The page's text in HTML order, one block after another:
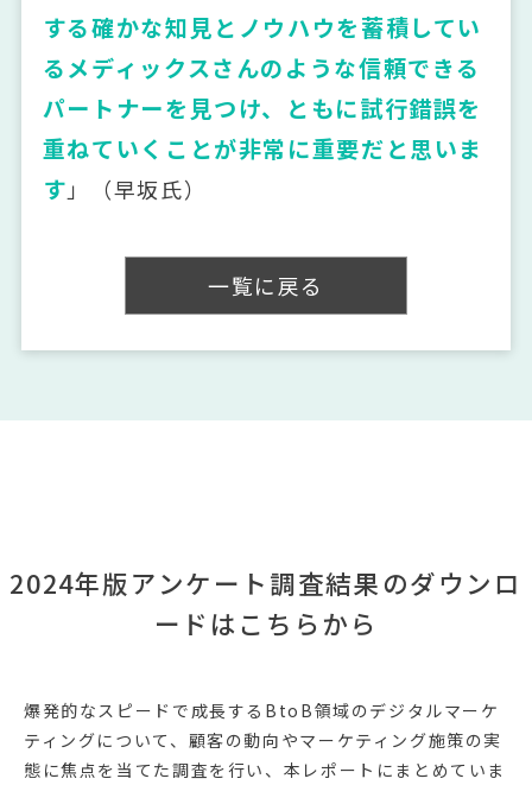
する確かな知見とノウハウを蓄積してい
るメディックスさんのような信頼できる
パートナーを見つけ、ともに試行錯誤を
重ねていくことが非常に重要だと思いま
す 」（早坂氏）
一覧に戻る
2024年版アンケート調査結果のダウンロ
ードはこちらから
爆発的なスピードで成長するBtoB領域のデジタルマーケ
ティングについて、顧客の動向やマーケティング施策の実
態に焦点を当てた調査を行い、本レポートにまとめていま